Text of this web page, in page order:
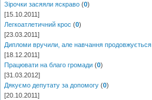
Зірочки засяяли яскраво (0)
[15.10.2011]
Легкоатлетичний крос (0)
[23.03.2011]
Дипломи вручили, але навчання продовжується
[18.12.2011]
Працювати на благо громади (0)
[31.03.2012]
Дякуємо депутату за допомогу (0)
[20.10.2011]